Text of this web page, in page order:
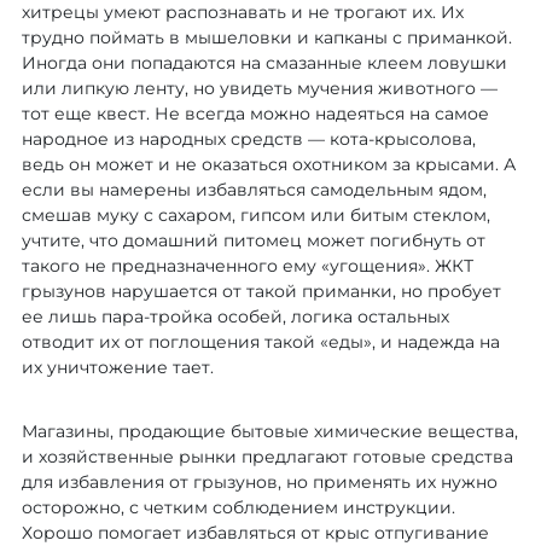
хитрецы умеют распознавать и не трогают их. Их
трудно поймать в мышеловки и капканы с приманкой.
Иногда они попадаются на смазанные клеем ловушки
или липкую ленту, но увидеть мучения животного —
тот еще квест. Не всегда можно надеяться на самое
народное из народных средств — кота-крысолова,
ведь он может и не оказаться охотником за крысами. А
если вы намерены избавляться самодельным ядом,
смешав муку с сахаром, гипсом или битым стеклом,
учтите, что домашний питомец может погибнуть от
такого не предназначенного ему «угощения». ЖКТ
грызунов нарушается от такой приманки, но пробует
ее лишь пара-тройка особей, логика остальных
отводит их от поглощения такой «еды», и надежда на
их уничтожение тает.
Магазины, продающие бытовые химические вещества,
и хозяйственные рынки предлагают готовые средства
для избавления от грызунов, но применять их нужно
осторожно, с четким соблюдением инструкции.
Хорошо помогает избавляться от крыс отпугивание